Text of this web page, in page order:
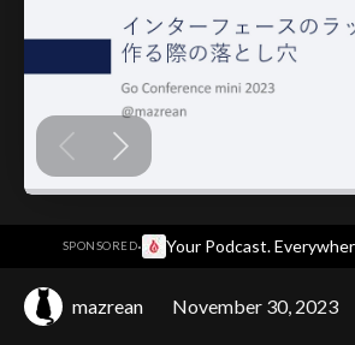
SPONSORED· Your Podcast.
mazrean November 30, 2023